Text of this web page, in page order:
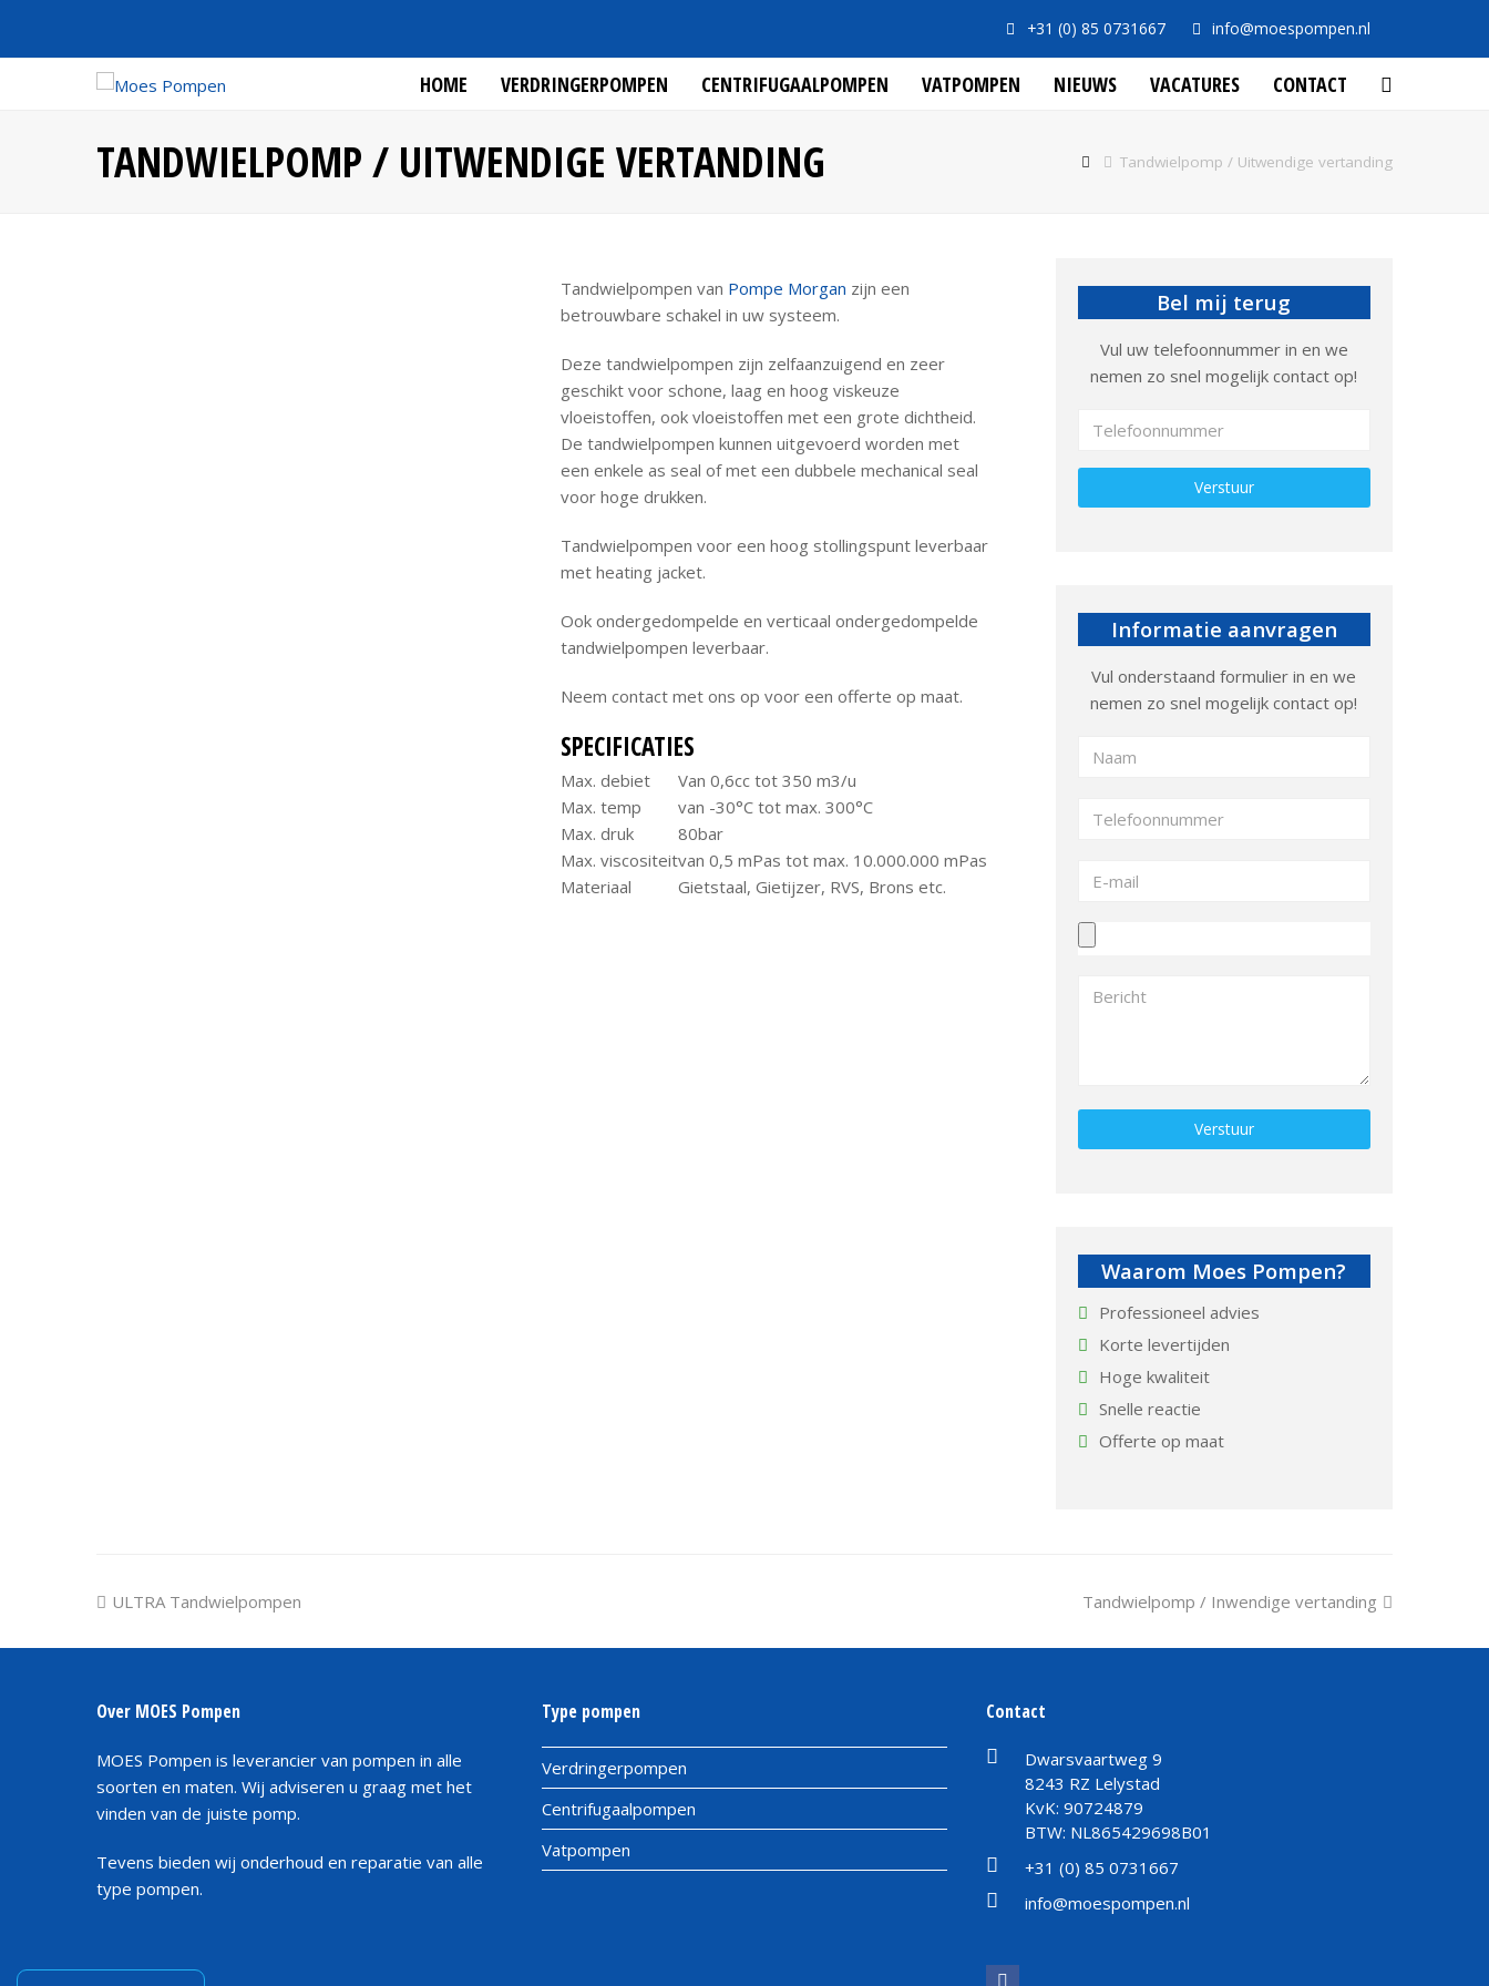
+31 (0) 85 0731667 info@moespompen.nl
HOME VERDRINGERPOMPEN CENTRIFUGAALPOMPEN VATPOMPEN NIEUWS VACATURES CONTACT
TANDWIELPOMP / UITWENDIGE VERTANDING Tandwielpomp / Uitwendige vertanding
Tandwielpompen van Pompe Morgan zijn een
betrouwbare schakel in uw systeem.
Deze tandwielpompen zijn zelfaanzuigend en zeer
geschikt voor schone, laag en hoog viskeuze
vloeistoffen, ook vloeistoffen met een grote dichtheid.
De tandwielpompen kunnen uitgevoerd worden met
een enkele as seal of met een dubbele mechanical seal
voor hoge drukken.
Tandwielpompen voor een hoog stollingspunt leverbaar
met heating jacket.
Ook ondergedompelde en verticaal ondergedompelde
tandwielpompen leverbaar.
Neem contact met ons op voor een offerte op maat.
SPECIFICATIES
Max. debiet
Van 0,6cc tot 350 m3/u
Max. temp
van -30°C tot max. 300°C
Max. druk
80bar
Max. viscositeitvan 0,5 mPas tot max. 10.000.000 mPas
Materiaal
Gietstaal, Gietijzer, RVS, Brons etc.
Bel mij terug
Vul uw telefoonnummer in en we
nemen zo snel mogelijk contact op!
Gelieve dit veld leeg te laten.
Informatie aanvragen
Vul onderstaand formulier in en we
nemen zo snel mogelijk contact op!
Gelieve dit veld leeg te laten.
Waarom Moes Pompen?
Professioneel advies
Korte levertijden
Hoge kwaliteit
Snelle reactie
Offerte op maat
previous
ULTRA Tandwielpompen
next
Tandwielpomp / Inwendige vertanding
Over MOES Pompen
MOES Pompen is leverancier van pompen in alle
soorten en maten. Wij adviseren u graag met het
vinden van de juiste pomp.
Tevens bieden wij onderhoud en reparatie van alle
type pompen.
Type pompen
Verdringerpompen
Centrifugaalpompen
Vatpompen
Contact
Dwarsvaartweg 9
8243 RZ Lelystad
KvK: 90724879
BTW: NL865429698B01
+31 (0) 85 0731667
info@moespompen.nl